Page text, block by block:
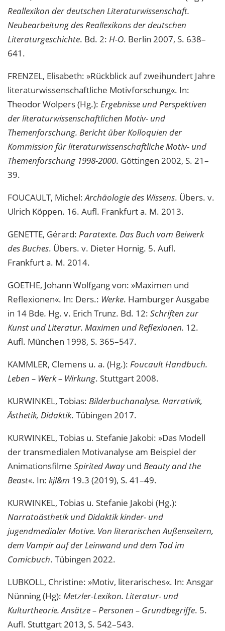
Reallexikon der deutschen Literaturwissenschaft.
Neubearbeitung des Reallexikons der deutschen
Literaturgeschichte. Bd. 2: H-O. Berlin 2007, S. 638–
641.
FRENZEL, Elisabeth: »Rückblick auf zweihundert Jahre
literaturwissenschaftliche Motivforschung«. In:
Theodor Wolpers (Hg.): Ergebnisse und Perspektiven
der literaturwissenschaftlichen Motiv- und
Themenforschung. Bericht über Kolloquien der
Kommission für literaturwissenschaftliche Motiv- und
Themenforschung 1998-2000. Göttingen 2002, S. 21–
39.
FOUCAULT, Michel:Archäologie des Wissens. Übers. v.
Ulrich Köppen. 16. Aufl. Frankfurt a. M. 2013.
GENETTE, Gérard: Paratexte. Das Buch vom Beiwerk
des Buches. Übers. v. Dieter Hornig. 5. Aufl.
Frankfurt a. M. 2014.
GOETHE, Johann Wolfgang von: »Maximen und
Reflexionen«. In: Ders.: Werke. Hamburger Ausgabe
in 14 Bde. Hg. v. Erich Trunz. Bd. 12: Schriften zur
Kunst und Literatur. Maximen und Reflexionen. 12.
Aufl. München 1998, S. 365–547.
KAMMLER, Clemens u. a. (Hg.): Foucault Handbuch.
Leben – Werk – Wirkung. Stuttgart 2008.
KURWINKEL, Tobias: Bilderbuchanalyse. Narrativik,
Ästhetik, Didaktik. Tübingen 2017.
KURWINKEL, Tobias u. Stefanie Jakobi: »Das Modell
der transmedialen Motivanalyse am Beispiel der
Animationsfilme Spirited Awayund Beauty and the
Beast«. In: kjl&m 19.3 (2019), S. 41–49.
KURWINKEL, Tobias u. Stefanie Jakobi (Hg.):
Narratoästhetik und Didaktik kinder- und
jugendmedialer Motive. Von literarischen Außenseitern,
dem Vampir auf der Leinwand und dem Tod im
Comicbuch. Tübingen 2022.
LUBKOLL, Christine: »Motiv, literarisches«. In: Ansgar
Nünning (Hg): Metzler-Lexikon. Literatur- und
Kulturtheorie. Ansätze – Personen – Grundbegriffe. 5.
Aufl. Stuttgart 2013, S. 542–543.